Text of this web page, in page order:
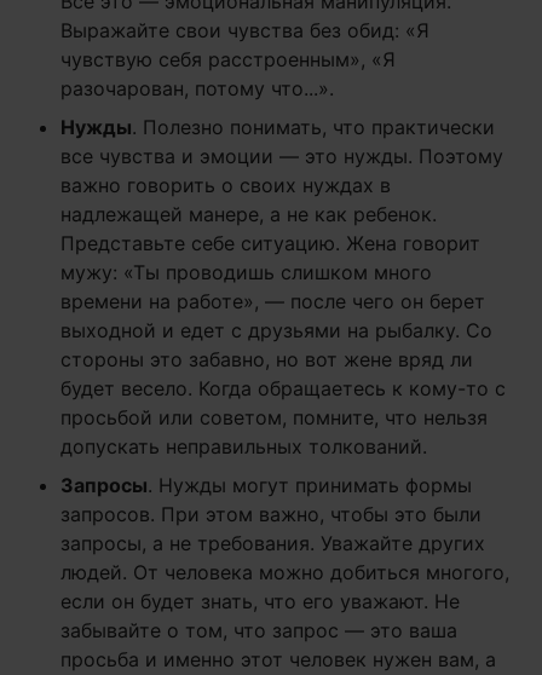
Выражайте свои чувства без обид: «Я
чувствую себя расстроенным», «Я
разочарован, потому что...».
Нужды. Полезно понимать, что практически
все чувства и эмоции — это нужды. Поэтому
важно говорить о своих нуждах в
надлежащей манере, а не как ребенок.
Представьте себе ситуацию. Жена говорит
мужу: «Ты проводишь слишком много
времени на работе», — после чего он берет
выходной и едет с друзьями на рыбалку. Со
стороны это забавно, но вот жене вряд ли
будет весело. Когда обращаетесь к кому-то с
просьбой или советом, помните, что нельзя
допускать неправильных толкований.
Запросы. Нужды могут принимать формы
запросов. При этом важно, чтобы это были
запросы, а не требования. Уважайте других
людей. От человека можно добиться многого,
если он будет знать, что его уважают. Не
забывайте о том, что запрос — это ваша
просьба и именно этот человек нужен вам, а